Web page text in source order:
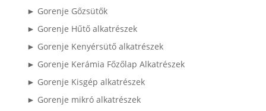
► Gorenje Gőzsütők
► Gorenje Hűtő alkatrészek
► Gorenje Kenyérsütő alkatrészek
► Gorenje Kerámia Főzőlap Alkatrészek
► Gorenje Kisgép alkatrészek
► Gorenje mikró alkatrészek